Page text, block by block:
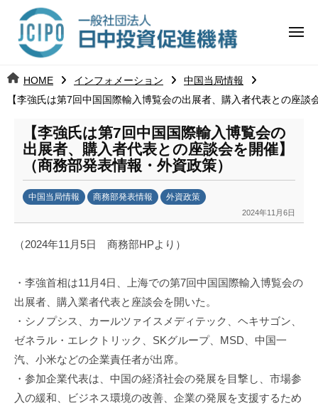
ツ 日
中
投
資
促
進
構
j
c
メ
HOME インフォメーション
中国当局情報
【李強氏は第7回中国国際輸入博覧会の出展者、購入者代表との座
【李強氏は第7回中国国際輸入博覧会の
出展者、購入者代表との座談会を開催】
（商務部発表情報・外資政策）
中国当局情報 商務部発表情報 外資政策
2024年11月6日
日
投
資
促
進
構
(
j
（2024年11月5日 商務部HPより）
・李強首相は11月4日、上海での第7回中国国際輸入博覧会の
出展者、購入業者代表と座談会を開いた。
・シノプシス、カールツァイスメディテック、ヘキサゴン、
ゼネラル・エレクトリック、SKグループ、MSD、中国一
汽、小米などの企業責任者が出席。
・参加企業代表は、中国の経済社会の発展を目撃し、市場参
入の緩和、ビジネス環境の改善、企業の発展を支援するため
日
中
資
進
構